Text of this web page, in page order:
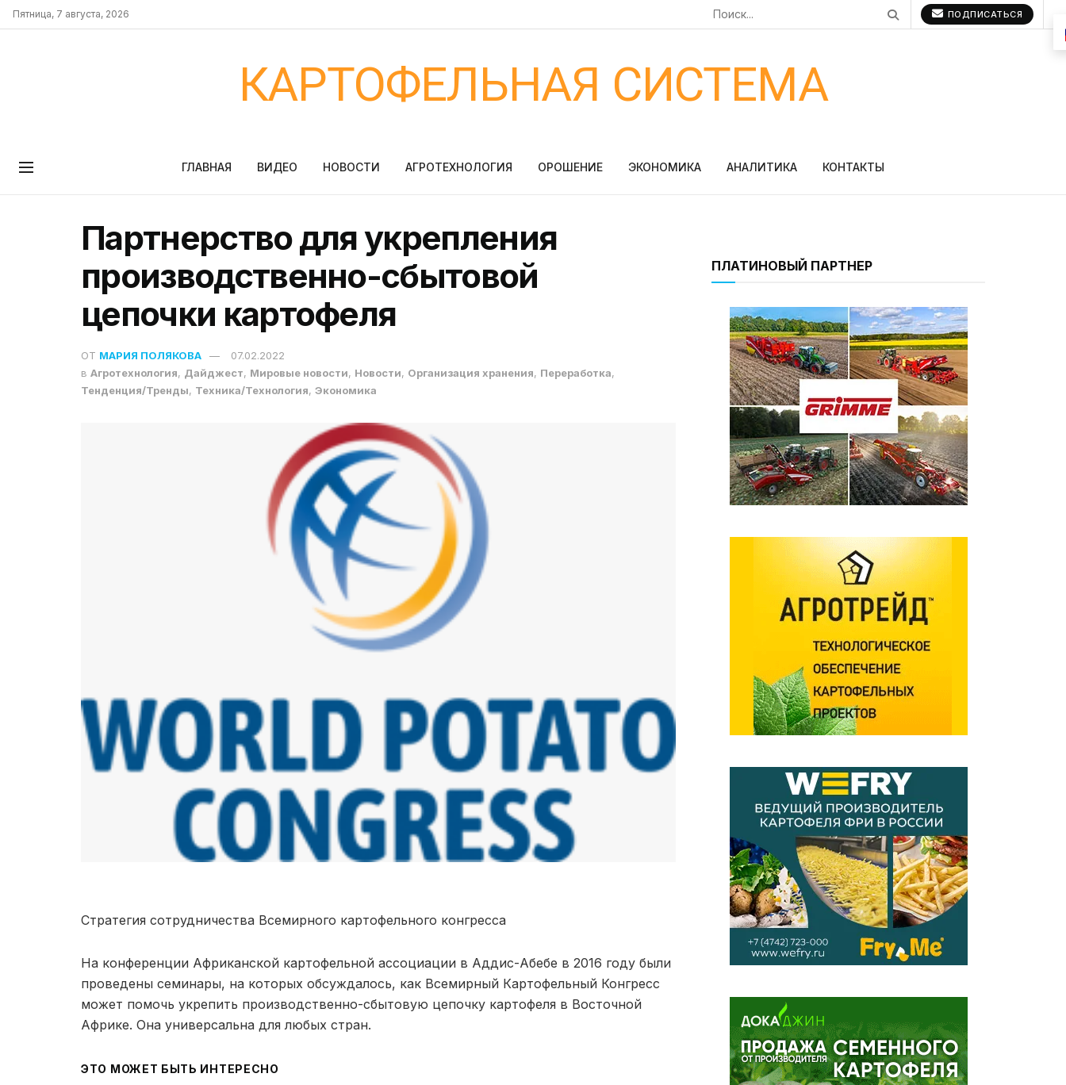
Пятница, 7 августа, 2026 ПОДПИСАТЬСЯ
КАРТОФЕЛЬНАЯ СИСТЕМА
ГЛАВНАЯ ВИДЕО НОВОСТИ АГРОТЕХНОЛОГИЯ ОРОШЕНИЕ ЭКОНОМИКА АНАЛИТИКА КОНТАКТЫ
Партнерство для укрепления
производственно-сбытовой
цепочки картофеля
ОТ МАРИЯ ПОЛЯКОВА
07.02.2022
в Агротехнология, Дайджест, Мировые новости, Новости, Организация хранения, Переработка,
Тенденция/Тренды, Техника/Технология, Экономика
Стратегия сотрудничества Всемирного картофельного конгресса
На конференции Африканской картофельной ассоциации в Аддис-Абебе в 2016 году были
проведены семинары, на которых обсуждалось, как Всемирный Картофельный Конгресс
может помочь укрепить производственно-сбытовую цепочку картофеля в Восточной
Африке. Она универсальна для любых стран.
ЭТО МОЖЕТ БЫТЬ ИНТЕРЕСНО
ПЛАТИНОВЫЙ ПАРТНЕР